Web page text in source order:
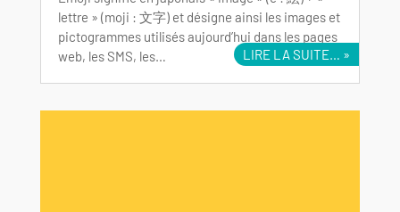
lettre » (moji : 文字) et désigne ainsi les images et
pictogrammes utilisés aujourd’hui dans les pages
web, les SMS, les…
LIRE LA SUITE…